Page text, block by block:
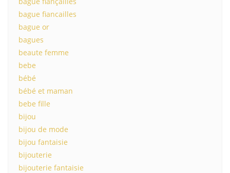
bague fiancailles
bague or
bagues
beaute femme
bebe
bébé
bébé et maman
bebe fille
bijou
bijou de mode
bijou fantaisie
bijouterie
bijouterie fantaisie